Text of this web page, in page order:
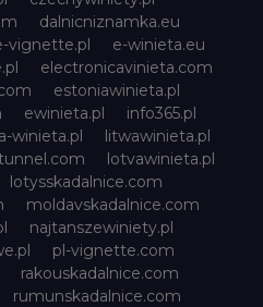
dalnicniznamka.eu
vignette.pl
e-winieta.eu
electronicavinieta.com
estoniawinieta.pl
ewinieta.pl
info365.pl
winieta.pl
litwawinieta.pl
lotvawinieta.pl
lotysskadalnice.com
moldavskadalnice.com
najtanszewiniety.pl
pl-vignette.com
rakouskadalnice.com
rumunskadalnice.com